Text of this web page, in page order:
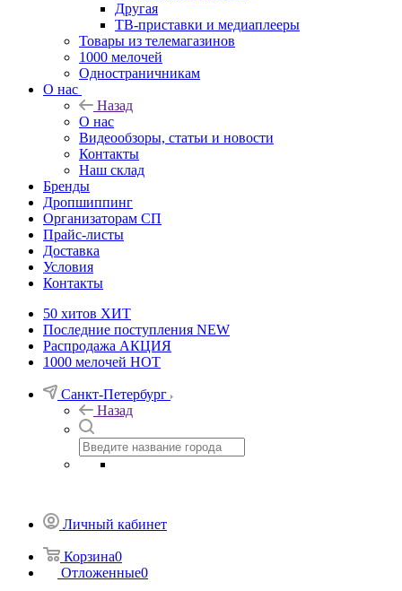
Другая
ТВ-приставки и медиаплееры
Товары из телемагазинов
1000 мелочей
Одностраничникам
О нас
Назад
О нас
Видеообзоры, статьи и новости
Контакты
Наш склад
Бренды
Дропшиппинг
Организаторам СП
Прайс-листы
Доставка
Условия
Контакты
50 хитов ХИТ
Последние поступления NEW
Распродажа АКЦИЯ
1000 мелочей HOT
Санкт-Петербург
Назад
Личный кабинет
Корзина0
Отложенные0